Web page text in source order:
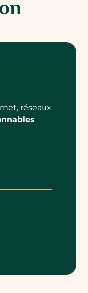
réseaux